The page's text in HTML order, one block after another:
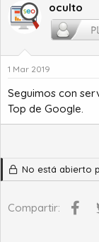
oculto
1 Mar 2019
Seguimos con
Top de Google.
No está abierto
Compartir: